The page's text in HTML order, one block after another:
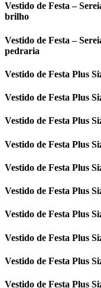
Vestido de Festa –
brilho
Vestido de Festa –
pedraria
Vestido de Festa Plus
Vestido de Festa Plus
Vestido de Festa Plus
Vestido de Festa Plus
Vestido de Festa Plus
Vestido de Festa Plus
Vestido de Festa Plus
Vestido de Festa Plus
Vestido de Festa Plus
Vestido de Festa Plus